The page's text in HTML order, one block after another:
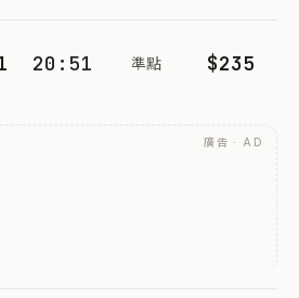
20:51 準點 $235
廣告 · AD